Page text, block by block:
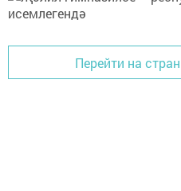
Перейти на